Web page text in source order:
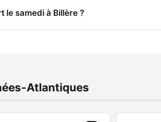
le samedi à Billère ?
Atlantiques